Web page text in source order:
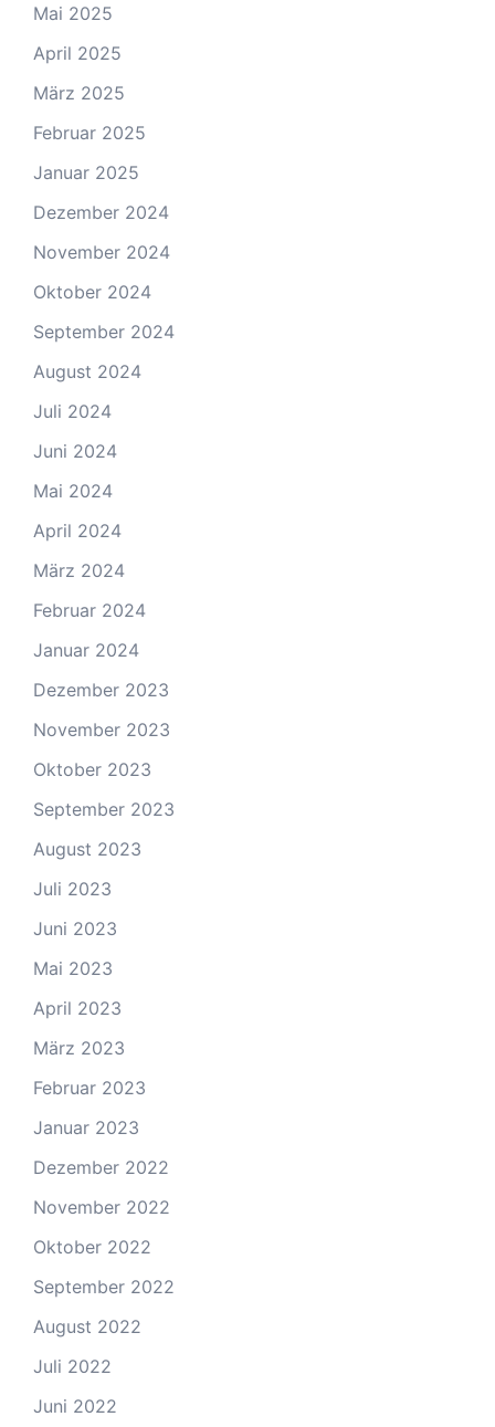
Mai 2025
April 2025
März 2025
Februar 2025
Januar 2025
Dezember 2024
November 2024
Oktober 2024
September 2024
August 2024
Juli 2024
Juni 2024
Mai 2024
April 2024
März 2024
Februar 2024
Januar 2024
Dezember 2023
November 2023
Oktober 2023
September 2023
August 2023
Juli 2023
Juni 2023
Mai 2023
April 2023
März 2023
Februar 2023
Januar 2023
Dezember 2022
November 2022
Oktober 2022
September 2022
August 2022
Juli 2022
Juni 2022